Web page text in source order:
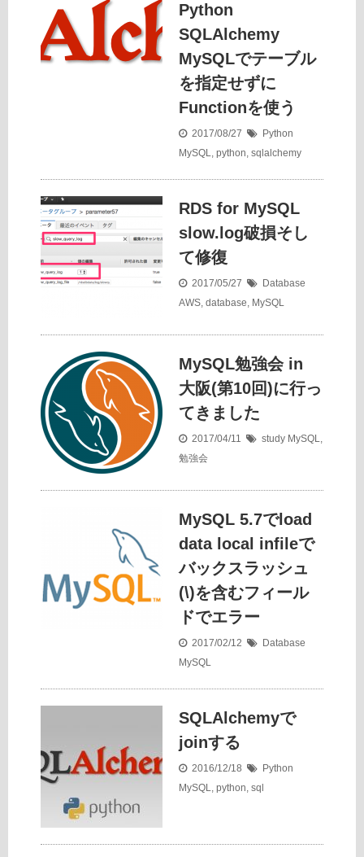
Python
SQLAlchemy
MySQLでテーブル
を指定せずに
Functionを使う
2017/08/27
Python
MySQL, python, sqlalchemy
RDS for MySQL
slow.log破損そし
て修復
2017/05/27
Database
AWS, database, MySQL
MySQL勉強会 in
大阪(第10回)に行っ
てきました
2017/04/11 study MySQL,
勉強会
MySQL 5.7でload
data local infileで
バックスラッシュ
(\)を含むフィール
ドでエラー
2017/02/12
Database
MySQL
SQLAlchemyで
joinする
2016/12/18
Python
MySQL, python, sql